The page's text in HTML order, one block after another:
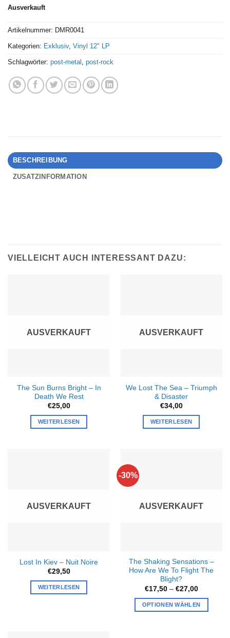
Ausverkauft
Artikelnummer: DMR0041
Kategorien: Exklusiv, Vinyl 12" LP
Schlagwörter: post-metal , post-rock
BESCHREIBUNG
ZUSATZINFORMATION
VIELLEICHT AUCH INTERESSANT DAZU:
AUSVERKAUFT
The Sun Burns Bright – In
Death We Rest
€25,00
WEITERLESEN
AUSVERKAUFT
We Lost The Sea – Triumph
& Disaster
€34,00
WEITERLESEN
AUSVERKAUFT
Lost In Kiev – Nuit Noire
€29,50
WEITERLESEN
-30%
AUSVERKAUFT
The Shaking Sensations –
How Are We To Flight The
Blight?
€17,50 – €27,00
bis
€27,00
OPTIONEN WÄHLEN